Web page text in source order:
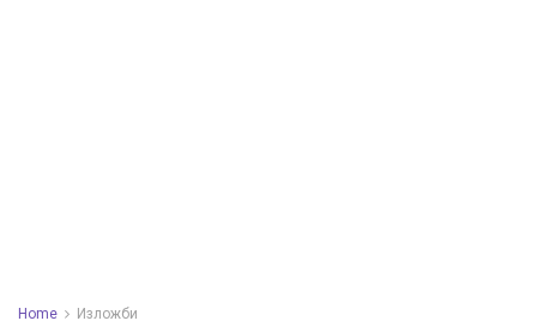
Home Изложби